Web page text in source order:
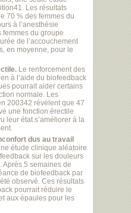
Les résultats
70 % des femmes du
à l’anesthésie
du groupe
de l’accouchement
en moyenne, pour le
Le renforcement des
à l’aide du biofeedback
pourrait aider certains
normale. Les
200342 révèlent que 47
une fonction érectile
leur état s’améliorer à la
dus au travail
étude clinique aléatoire
sur les douleurs
Après 5 semaines de
de biofeedback par
observé. Ces résultats
pourrait réduire le
aux épaules pour les